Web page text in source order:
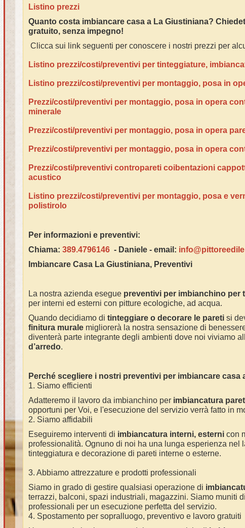
Listino prezzi
Quanto costa imbiancare casa a La Giustiniana?
gratuito, senza impegno!
Clicca sui link seguenti per conoscere i nostri prezzi per
Listino prezzi/costi/preventivi per tinteggiature,
Listino prezzi/costi/preventivi per montaggio, posa in
Prezzi/costi/preventivi per montaggio, posa in opera
minerale
Prezzi/costi/preventivi per montaggio, posa in opera
Prezzi/costi/preventivi per montaggio, posa in opera
Prezzi/costi/preventivi contropareti coibentazioni
acustico
Listino prezzi/costi/preventivi per montaggio, posa e
polistirolo
Per informazioni e preventivi:
Chiama: 389.4796146 - Daniele - email:
Imbiancare Casa La Giustiniana, Preventivi
La nostra azienda esegue preventivi per imbianchino per
per interni ed esterni con pitture ecologiche, ad acqua.
Quando decidiamo di tinteggiare o decorare le pareti si
finitura murale migliorerà la nostra sensazione di
diventerà parte integrante degli ambienti dove noi viviamo
d’arredo.
Perché scegliere i nostri preventivi per imbiancare casa
1. Siamo efficienti
Adatteremo il lavoro da imbianchino per imbiancatura
opportuni per Voi, e l'esecuzione del servizio verrà fatto in
2. Siamo affidabili
Eseguiremo interventi di imbiancatura interni, esterni con
professionalità. Ognuno di noi ha una lunga esperienza nel
tinteggiatura e decorazione di pareti interne o esterne.
3. Abbiamo attrezzature e prodotti professionali
Siamo in grado di gestire qualsiasi operazione di
terrazzi, balconi, spazi industriali, magazzini. Siamo muniti
professionali per un esecuzione perfetta del servizio.
4. Spostamento per sopralluogo, preventivo e lavoro gratuiti